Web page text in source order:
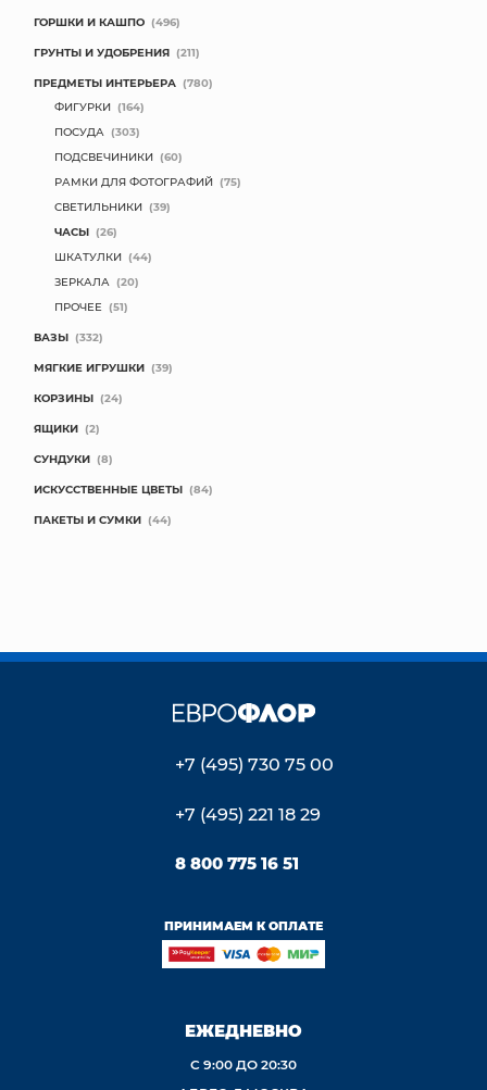
ГОРШКИ И КАШПО (496)
ГРУНТЫ И УДОБРЕНИЯ (211)
ПРЕДМЕТЫ ИНТЕРЬЕРА (780)
ФИГУРКИ (164)
ПОСУДА (303)
ПОДСВЕЧИНИКИ (60)
РАМКИ ДЛЯ ФОТОГРАФИЙ (75)
СВЕТИЛЬНИКИ (39)
ЧАСЫ (26)
ШКАТУЛКИ (44)
ЗЕРКАЛА (20)
ПРОЧЕЕ (51)
ВАЗЫ (332)
МЯГКИЕ ИГРУШКИ (39)
КОРЗИНЫ (24)
ЯЩИКИ (2)
СУНДУКИ (8)
ИСКУССТВЕННЫЕ ЦВЕТЫ (84)
ПАКЕТЫ И СУМКИ (44)
+7 (495) 730 75 00
+7 (495) 221 18 29
8 800 775 16 51
ПРИНИМАЕМ К ОПЛАТЕ
ЕЖЕДНЕВНО
С 9:00 ДО 20:30